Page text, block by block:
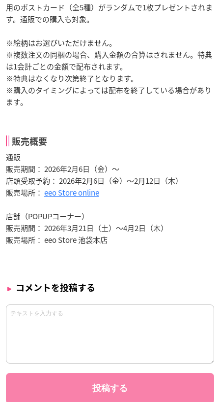
用のポストカード（全5種）がランダムで1枚プレゼントされま
す。通販での購入も対象。
※絵柄はお選びいただけません。
※複数注文の同梱の場合、購入金額の合算はされません。特典
は1会計ごとの金額で配布されます。
※特典はなくなり次第終了となります。
※購入のタイミングによっては配布を終了している場合があり
ます。
販売概要
通販
販売期間： 2026年2月6日（金）～
店頭受取予約： 2026年2月6日（金）～2月12日（木）
販売場所： eeo Store online
店舗（POPUPコーナー）
販売期間： 2026年3月21日（土）～4月2日（木）
販売場所： eeo Store 池袋本店
コメントを投稿する